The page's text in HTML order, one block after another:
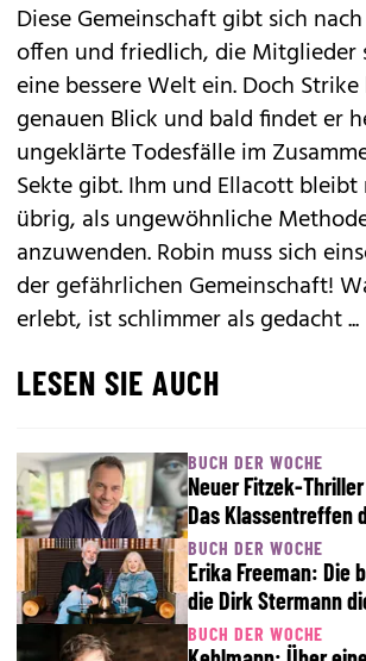
Diese Gemeinschaft gibt sich
offen und friedlich, die Mitglieder
eine bessere Welt ein. Doch
genauen Blick und bald findet er
ungeklärte Todesfälle im
Sekte gibt. Ihm und Ellacott bleibt
übrig, als ungewöhnliche
anzuwenden. Robin muss sich
der ­gefährlichen Gemeinschaft!
erlebt, ist schlimmer als ­gedacht ...
LESEN SIE AUCH
BUCH DER WOCHE
Neuer Fitzek-
Das Klassentreffen
BUCH DER WOCHE
Erika Freeman: Die
die Dirk Stermann
BUCH DER WOCHE